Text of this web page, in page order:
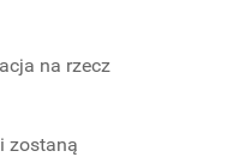
na rzecz
zostaną